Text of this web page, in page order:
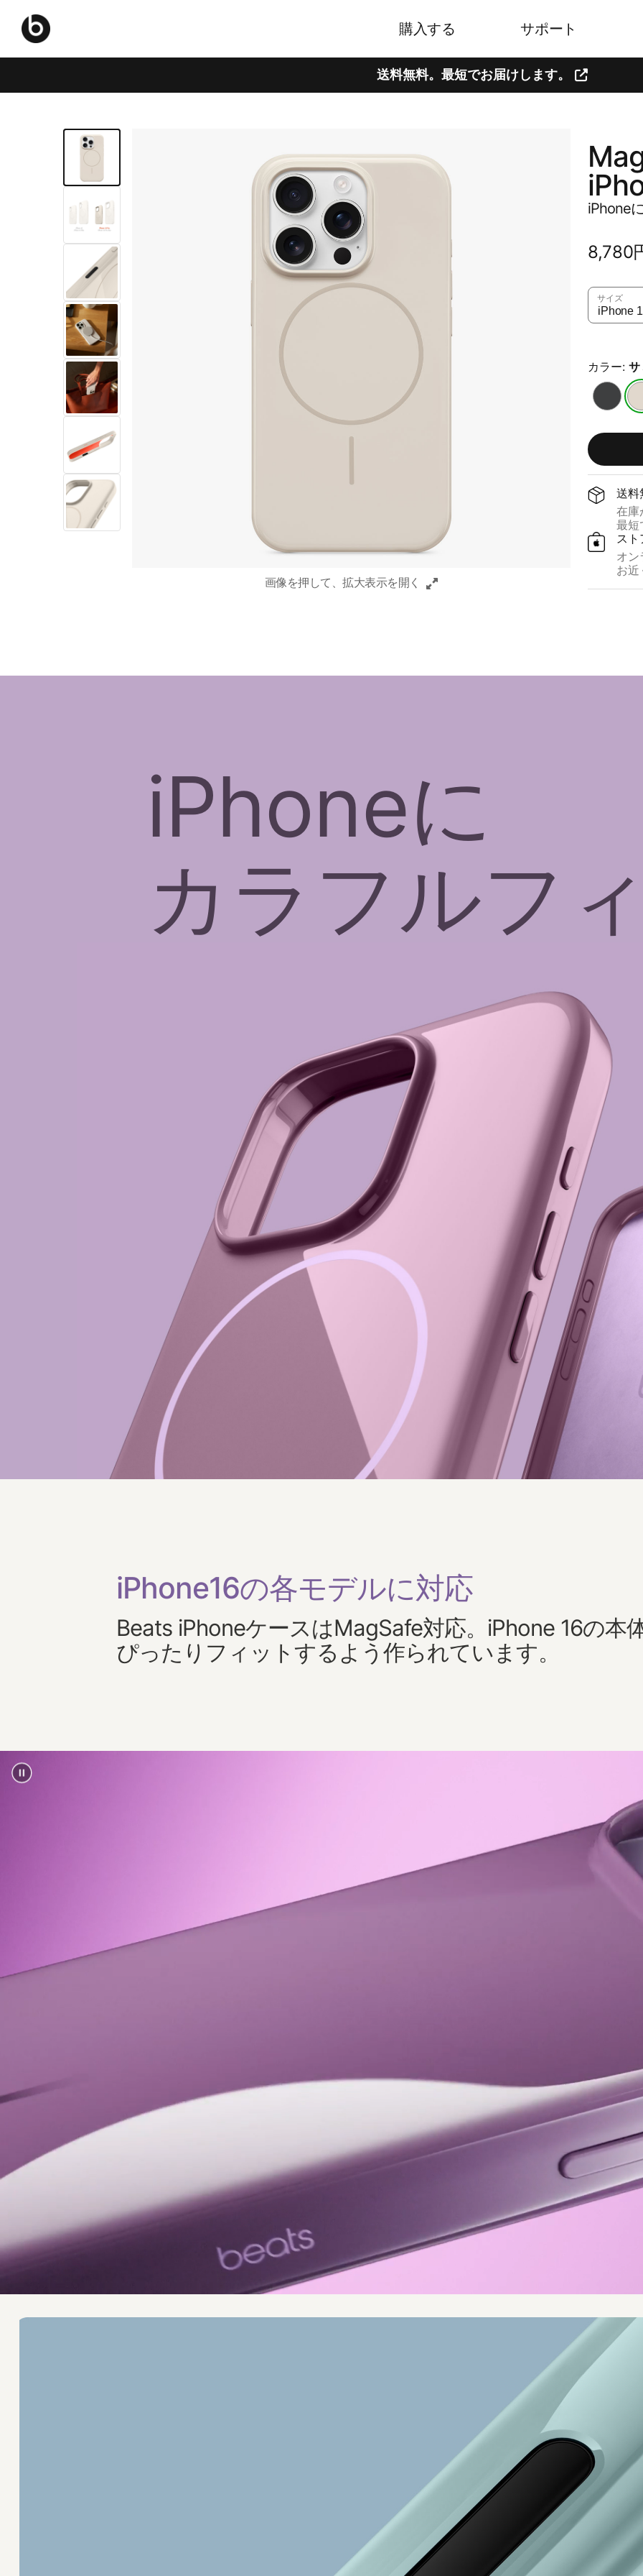
購入する サポート
送料無料。​​最短で​​お届けします。
画像を​押して、​拡大表示を​開く
iPhone
通
価
格
8,780
サイズ
カラー: サ
ミ
ッ
イ
ブ
ッ
ク
サ
ミ
ス
ー
ン
送料
在庫
最短
スト
オン
お
iPhoneに
カラフルフ
iPhone16の​​各モデルに​​対応
Beats iPhoneケースは​​MagSafe対応。​​iPhone 16の本
ぴったりフィットするよう​作られています。